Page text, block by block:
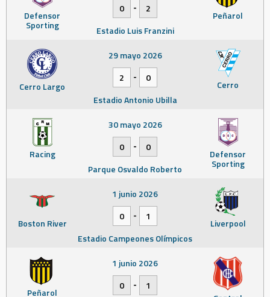
Defensor
Sporting
Peñarol
0 -
2
Estadio Luis Franzini
Cerro Largo Cerro
29 mayo 2026
2
-
0
Estadio Antonio Ubilla
Racing Defensor
Sporting
30 mayo 2026
0
-
0
Parque Osvaldo Roberto
Boston River Liverpool
1 junio 2026
0
-
1
Estadio Campeones Olímpicos
Peñarol
1 junio 2026
0
-
1